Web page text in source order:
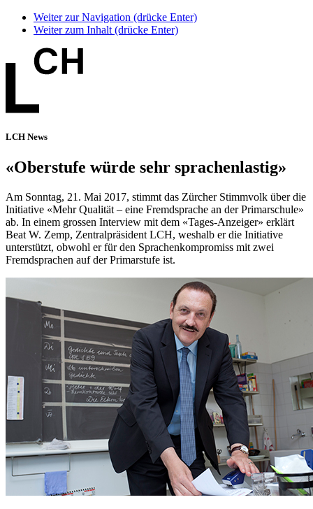
Weiter zur Navigation (drücke Enter)
Weiter zum Inhalt (drücke Enter)
LCH News
«Oberstufe würde sehr sprachenlastig»
Am Sonntag, 21. Mai 2017, stimmt das Zürcher Stimmvolk über die
Initiative «Mehr Qualität – eine Fremdsprache an der Primarschule»
ab. In einem grossen Interview mit dem «Tages-Anzeiger» erklärt
Beat W. Zemp, Zentralpräsident LCH, weshalb er die Initiative
unterstützt, obwohl er für den Sprachenkompromiss mit zwei
Fremdsprachen auf der Primarstufe ist.